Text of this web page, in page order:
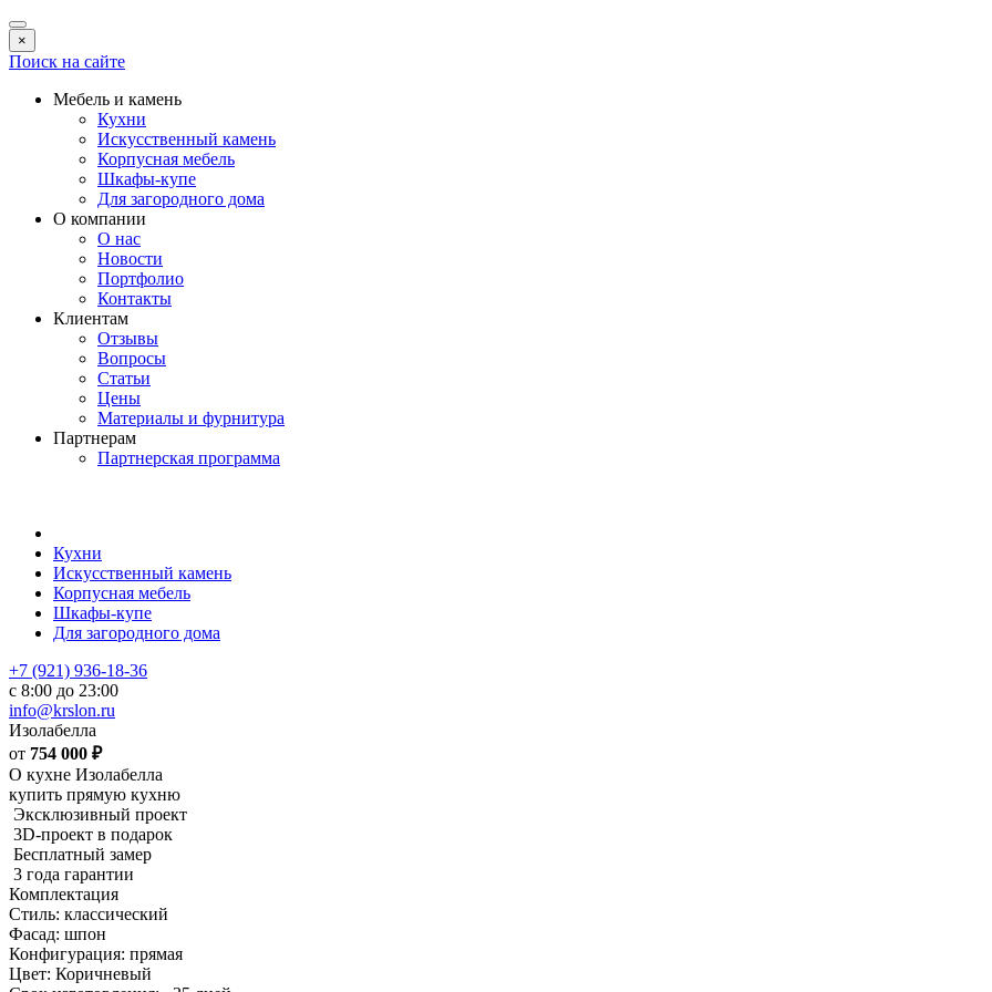
×
Поиск на сайте
Мебель и камень
Кухни
Искусственный камень
Корпусная мебель
Шкафы-купе
Для загородного дома
О компании
О нас
Новости
Портфолио
Контакты
Клиентам
Отзывы
Вопросы
Статьи
Цены
Материалы и фурнитура
Партнерам
Партнерская программа
Кухни
Искусственный камень
Корпусная мебель
Шкафы-купе
Для загородного дома
+7 (921) 936-18-36
с 8:00 до 23:00
info@krslon.ru
Изолабелла
от 754 000 ₽
О кухне Изолабелла
купить прямую кухню
Эксклюзивный проект
3D-проект в подарок
Бесплатный замер
3 года гарантии
Комплектация
Стиль: классический
Фасад: шпон
Конфигурация: прямая
Цвет: Коричневый